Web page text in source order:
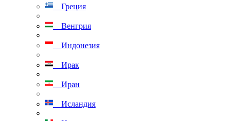
Греция
Венгрия
Индонезия
Ирак
Иран
Исландия